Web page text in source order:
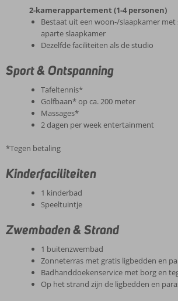
2-kamerappartement (1-4 personen)
Bestaat uit een woon-/slaapkamer met
aparte slaapkamer
Dezelfde faciliteiten als de studio
Sport & Ontspanning
Tafeltennis*
Golfbaan* op ca. 200 meter
Massages*
2 dagen per week entertainment
*Tegen betaling
Kinderfaciliteiten
1 kinderbad
Speeltuintje
Zwembaden & Strand
1 buitenzwembad
Zonneterras met gratis ligbedden en
Badhanddoekenservice met borg en
Op het strand zijn de ligbedden en